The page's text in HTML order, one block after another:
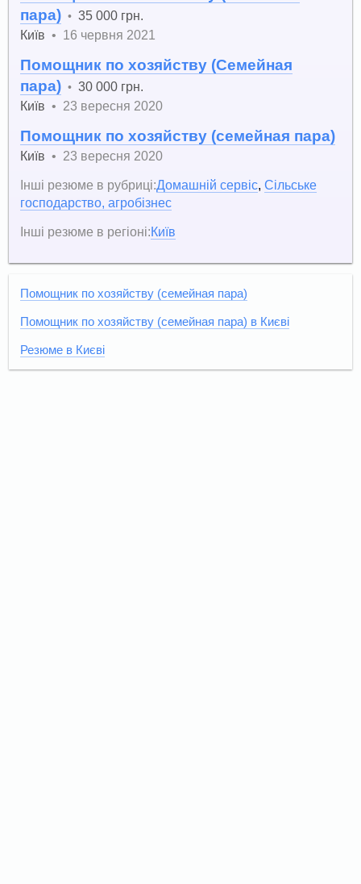
пара) •35 000 грн.
Київ • 16 червня 2021
Помощник по хозяйству (Семейная
пара) •30 000 грн.
Київ • 23 вересня 2020
Помощник по хозяйству (семейная пара)
Київ • 23 вересня 2020
Інші резюме в рубриці:Домашній сервіс,Сільське
господарство, агробізнес
Інші резюме в регіоні:Київ
Помощник по хозяйству (семейная пара)
Помощник по хозяйству (семейная пара) в Києві
Резюме в Києві